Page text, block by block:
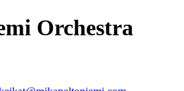
Orchestra